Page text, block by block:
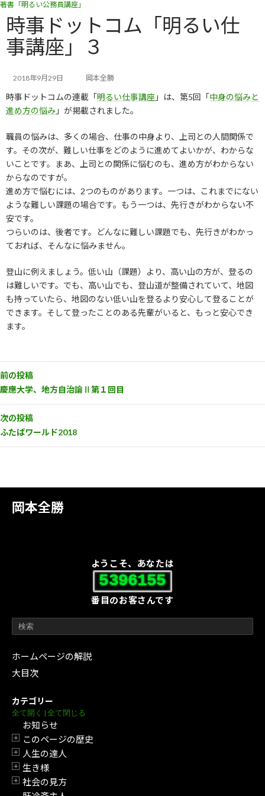
コ
ン
ン
ツ
ッ
プ
ナ
ビ
ー
シ
移
動
岡本全勝
ようこそ、あなたは
5396155
番目のお客さんです
ホームページの解説
大目次
カテゴリー
全て開く | 全て閉じる
お知らせ
開閉
このページの歴史
開閉
人生の達人
開閉
生き様
開閉
社会の見方
著書「明るい公務員講座」
時事ドットコム「明るい仕
事講座」３
2018年9月29日 岡本全勝
時事ドットコムの連載「明るい仕事講座 」は、第5回「中身の悩みと
進め方の悩み 」が掲載されました。
職員の悩みは、多くの場合、仕事の中身より、上司との人間関係で
す。その次が、難しい仕事をどのように進めてよいかが、わからな
いことです。まあ、上司との関係に悩むのも、進め方がわからない
からなのですが。
進め方で悩むには、2つのものがあります。一つは、これまでにない
ような難しい課題の場合です。もう一つは、先行きがわからない不
安です。
つらいのは、後者です。どんなに難しい課題でも、先行きがわかっ
ておれば、そんなに悩みません。
登山に例えましょう。低い山（課題）より、高い山の方が、登るの
は難しいです。でも、高い山でも、登山道が整備されていて、地図
も持っていたら、地図のない低い山を登るより安心して登ることが
できます。そして登ったことのある先輩がいると、もっと安心でき
ます。
前の投稿
慶應大学、地方自治論Ⅱ第１回目
次の投稿
ふたばワールド2018